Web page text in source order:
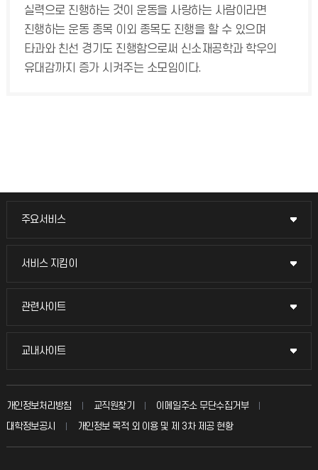
실력으로 진행하는 것이 운동을 사랑하는 사람이라면
진행하는 운동 종목 이외 종목도 진행을 할 수 있으며
타과와 친선 경기도 진행함으로써 신소재공학과 학우의
유대감까지 증가 시켜주는 소모임이다.
주요서비스
주요서비스
교무회의방송
입학안내
서비스 지킴이
서비스 지킴이
묻고 답하기
칭찬마당
학생서비스 지킴이
관련사이트
관련사이트
국방헬프콜
교내사이트
교내사이트
교수회
교육혁신본부
개인정보처리방침 교직원찾기
이메일주소 무단수집거부
대학정보공시
개인정보 목적 외 이용 및 제 3차 제공 현황